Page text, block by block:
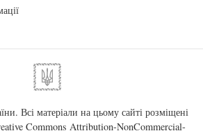
Всі матеріали на цьому сайті розміщені
Commons Attribution-NonCommercial-